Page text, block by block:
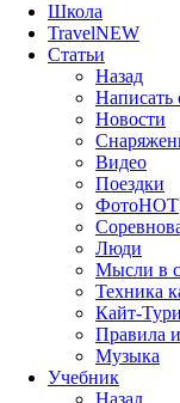
Школа
TravelNEW
Статьи
Назад
Написать
Новости
Видео
Поездки
ФотоHOT
Люди
Мысли в
Техника
Кайт-
Правила
Музыка
Учебник